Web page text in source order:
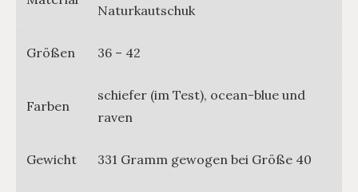
Naturkautschuk
Größen 36 – 42
Farben
schiefer (im Test), ocean-blue und
raven
Gewicht 331 Gramm gewogen bei Größe 40